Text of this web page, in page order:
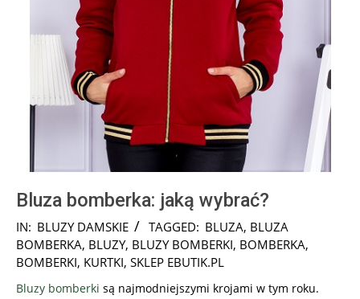
Bluza bomberka: jaką wybrać?
2018-
07-
16
IN: BLUZY DAMSKIE TAGGED: BLUZA, BLUZA
BOMBERKA, BLUZY, BLUZY BOMBERKI, BOMBERKA,
BOMBERKI, KURTKI, SKLEP EBUTIK.PL
Bluzy bomberki są najmodniejszymi krojami w tym roku.